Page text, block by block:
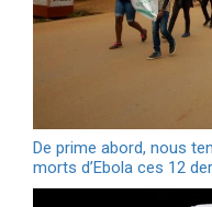
De prime abord, nous
morts d’Ebola ces 12